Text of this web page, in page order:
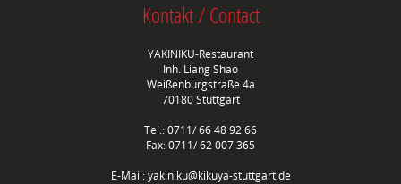
Kontakt / Contact
YAKINIKU-Restaurant
Inh. Liang Shao
Weißenburgstraße 4a
70180 Stuttgart
Tel.: 0711/ 66 48 92 66
Fax: 0711/ 62 007 365
E-Mail:yakiniku@kikuya-stuttgart.de